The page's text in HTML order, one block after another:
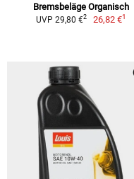
Bremsbeläge Organisch
UVP 29,80 €2 26,82 €1